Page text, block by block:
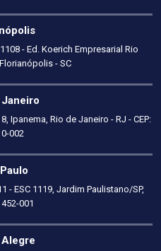
- Ed. Koerich Empresarial Rio
- SC
Janeiro
Ipanema, Rio de Janeiro - RJ - CEP:
002
- ESC 1119, Jardim Paulistano/SP,
001
Alegre